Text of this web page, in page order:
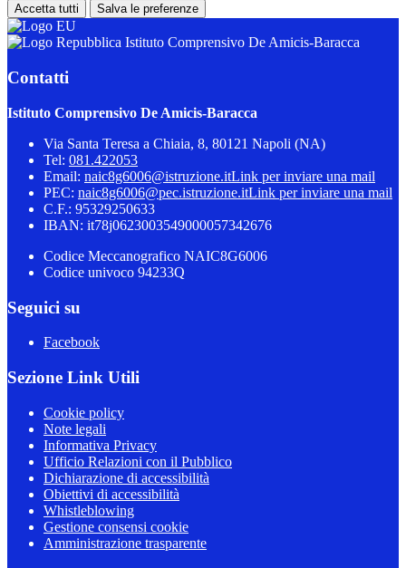
Accetta tutti Salva le preferenze
Istituto Comprensivo De Amicis-Baracca
Contatti
Istituto Comprensivo De Amicis-Baracca
Via Santa Teresa a Chiaia, 8, 80121 Napoli (NA)
Tel: 081.422053
Email: naic8g6006@istruzione.itLink per inviare una mail
PEC: naic8g6006@pec.istruzione.itLink per inviare una mail
C.F.: 95329250633
IBAN: it78j0623003549000057342676
Codice Meccanografico NAIC8G6006
Codice univoco 94233Q
Seguici su
Facebook
Sezione Link Utili
Cookie policy
Note legali
Informativa Privacy
Ufficio Relazioni con il Pubblico
Dichiarazione di accessibilità
Obiettivi di accessibilità
Whistleblowing
Gestione consensi cookie
Amministrazione trasparente